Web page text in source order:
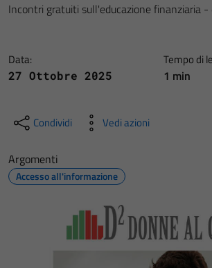
Incontri gratuiti sull'educazione finanziaria
Data:
27 Ottobre 2025
Tempo di
1 min
Condividi Vedi azioni
Argomenti
Accesso all'informazione